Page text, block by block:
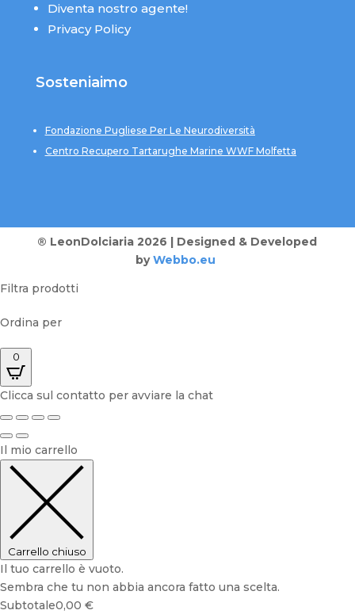
Diventa nostro agente!
Privacy Policy
Sosteniaimo
Fondazione Pugliese Per Le Neurodiversità
Centro Recupero Tartarughe Marine WWF Molfetta
® LeonDolciaria 2026 | Designed & Developed
by Webbo.eu
Filtra prodotti
Ordina per
0
Clicca sul contatto per avviare la chat
Il mio carrello
Carrello chiuso
Il tuo carrello è vuoto.
Sembra che tu non abbia ancora fatto una scelta.
Subtotale0,00 €